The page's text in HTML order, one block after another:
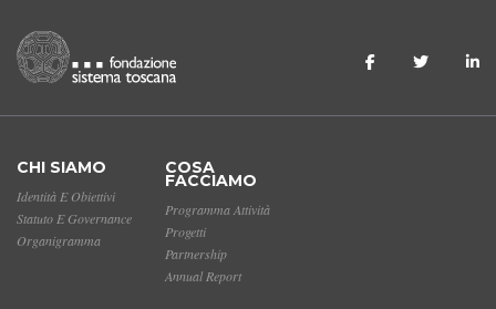
CHI SIAMO
Identità E Obiettivi
Statuto E Governance
Organigramma
COSA
FACCIAMO
Programma Attività
Progetti
Partnership
Annual Report